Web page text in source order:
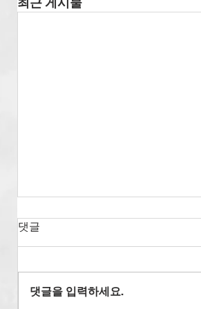
댓글
댓글을 입력하세요.